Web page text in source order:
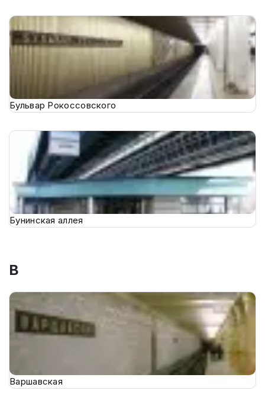
Бульвар Рокоссовского
Бунинская аллея
В
Варшавская